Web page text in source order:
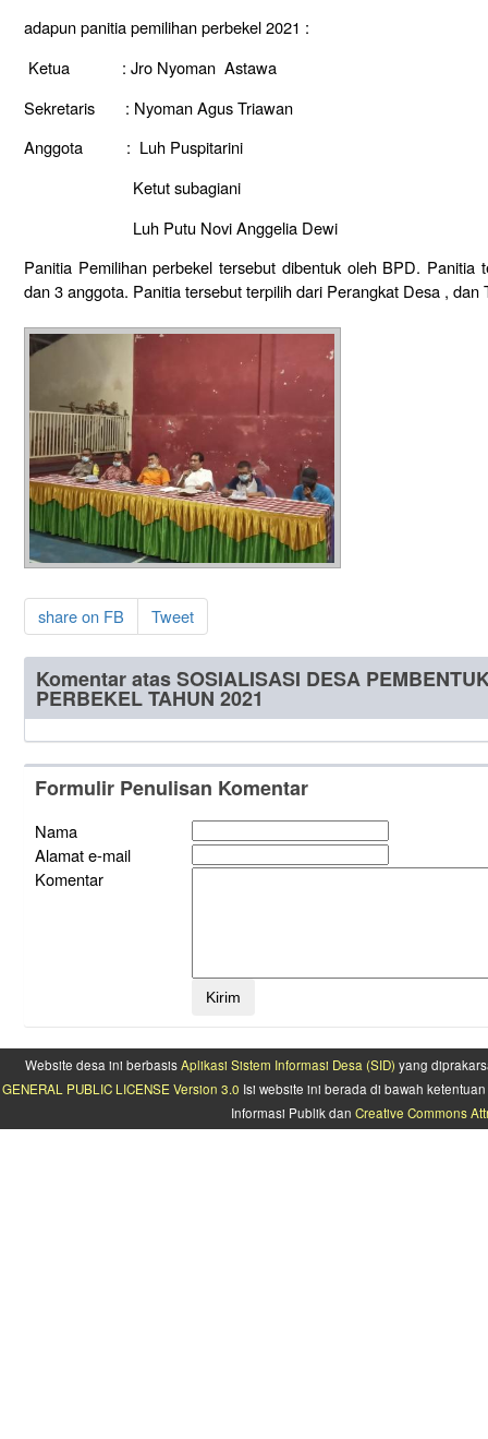
adapun panitia pemilihan perbekel 2021 :
Ketua : Jro Nyoman Astawa
Sekretaris : Nyoman Agus Triawan
Anggota : Luh Puspitarini
Ketut subagiani
Luh Putu Novi Anggelia Dewi
Panitia Pemilihan perbekel tersebut dibentuk oleh BPD. Panitia
dan 3 anggota. Panitia tersebut terpilih dari Perangkat Desa , dan
share on FB Tweet
Komentar atas SOSIALISASI DESA
PERBEKEL TAHUN 2021
Formulir Penulisan Komentar
Nama
Alamat e-mail
Komentar
Website desa ini berbasisAplikasi Sistem Informasi Desa (SID) yang
GENERAL PUBLIC LICENSE Version 3.0 Isi website ini berada di bawah
Informasi Publik dan Creative Commons